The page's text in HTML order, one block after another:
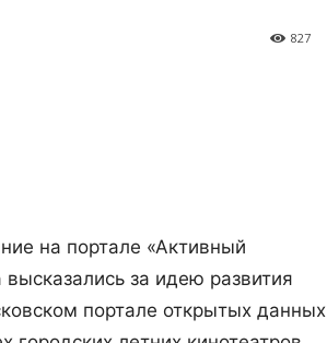
827
на портале «Активный
за идею развития
портале открытых данных